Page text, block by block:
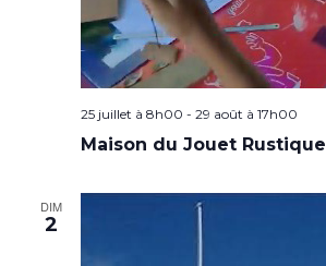
25 juillet à 8h00 - 29 août à 17h00
Maison du Jouet Rustique
DIM
2